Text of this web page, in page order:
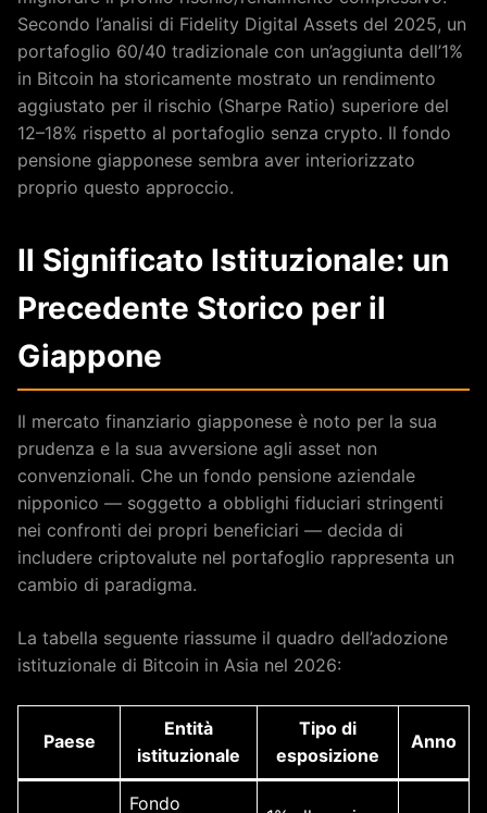
Secondo l’analisi di Fidelity Digital Assets del 2025, un
portafoglio 60/40 tradizionale con un’aggiunta dell’1%
in Bitcoin ha storicamente mostrato un rendimento
aggiustato per il rischio (Sharpe Ratio) superiore del
12–18% rispetto al portafoglio senza crypto. Il fondo
pensione giapponese sembra aver interiorizzato
proprio questo approccio.
Il Significato Istituzionale: un
Precedente Storico per il
Giappone
Il mercato finanziario giapponese è noto per la sua
prudenza e la sua avversione agli asset non
convenzionali. Che un fondo pensione aziendale
nipponico — soggetto a obblighi fiduciari stringenti
nei confronti dei propri beneficiari — decida di
includere criptovalute nel portafoglio rappresenta un
cambio di paradigma.
La tabella seguente riassume il quadro dell’adozione
istituzionale di Bitcoin in Asia nel 2026:
Paese
Entità
istituzionale
Tipo di
esposizione
Anno
Fondo